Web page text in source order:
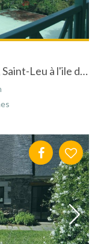
Location de vacances 5 personnes, Saint-Leu à l'ile de la Réunion, chalet neuf, vue sur la mer